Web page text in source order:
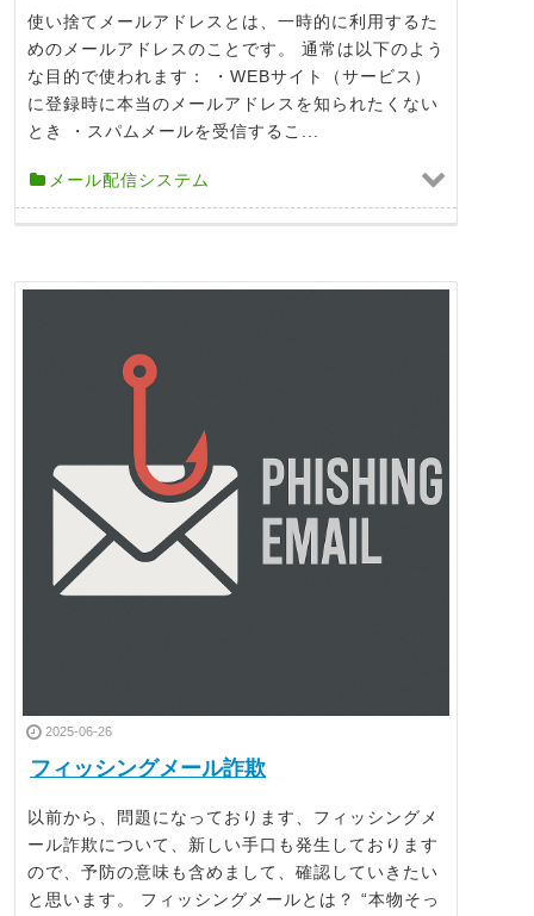
使い捨てメールアドレスとは、一時的に利用するた
めのメールアドレスのことです。 通常は以下のよう
な目的で使われます： ・WEBサイト（サービス）
に登録時に本当のメールアドレスを知られたくない
とき ・スパムメールを受信するこ...
メール配信システム
2025-06-26
フィッシングメール詐欺
以前から、問題になっております、フィッシングメ
ール詐欺について、新しい手口も発生しております
ので、予防の意味も含めまして、確認していきたい
と思います。 フィッシングメールとは？ “本物そっ